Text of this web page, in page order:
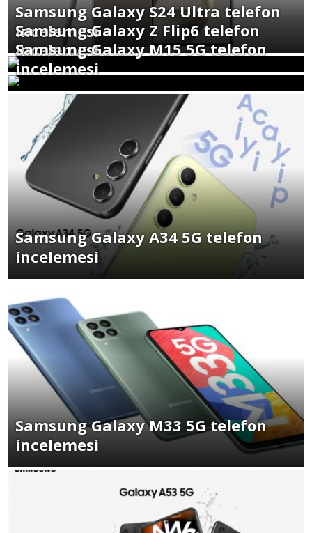
Samsung Galaxy S24 Ultra telefon
incelemesi
Samsung Galaxy Z Flip6 telefon
incelemesi
Samsung Galaxy M15 5G telefon
incelemesi
Samsung Galaxy A34 5G telefon
incelemesi
Samsung Galaxy M33 5G telefon
incelemesi